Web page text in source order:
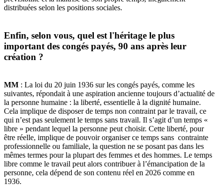
distribuées selon les positions sociales.
Enfin, selon vous, quel est l'héritage le plus
important des congés payés, 90 ans après leur
création ?
MM : La loi du 20 juin 1936 sur les congés payés, comme les
suivantes, répondait à une aspiration ancienne toujours d’actualité de
la personne humaine : la liberté, essentielle à la dignité humaine.
Cela implique de disposer de temps non contraint par le travail, ce
qui n’est pas seulement le temps sans travail. Il s’agit d’un temps «
libre » pendant lequel la personne peut choisir. Cette liberté, pour
être réelle, implique de pouvoir organiser ce temps sans contrainte
professionnelle ou familiale, la question ne se posant pas dans les
mêmes termes pour la plupart des femmes et des hommes. Le temps
libre comme le travail peut alors contribuer à l’émancipation de la
personne, cela dépend de son contenu réel en 2026 comme en
1936.